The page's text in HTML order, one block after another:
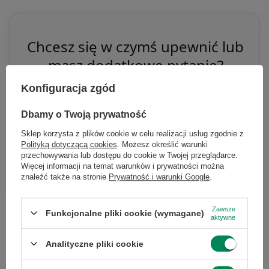
Chcesz się w czymś upewnić lub
masz dodatkowe pytanie?
Skorzystaj z naszej pomocy!
+48 796 758 658
info@greencomputers.pl
Zapytaj o ten produkt
Specyfikacja
Dołącz do newslettera Green
Computers
Zgarnij jako pierwszy informacje o zniżkach i
rabatach w naszym sklepie!
...lub zadzwoń od razu, aby odebrać
przy zamówieniu telefonicznym
50 zł rabatu!
Rabat 50 zł przy zamówieniach powyżej 300 zł. Oferta
Konfiguracja zgód
Dbamy o Twoją prywatność
Sklep korzysta z plików cookie w celu realizacji usług zgodnie z
Polityką dotyczącą cookies . Możesz określić warunki
przechowywania lub dostępu do cookie w Twojej przeglądarce.
Więcej informacji na temat warunków i prywatności można
znaleźć także na stronie Prywatność i warunki Google
Funkcjonalne pliki cookie (wymagane)
Zawsze
aktywne
Analityczne pliki cookie